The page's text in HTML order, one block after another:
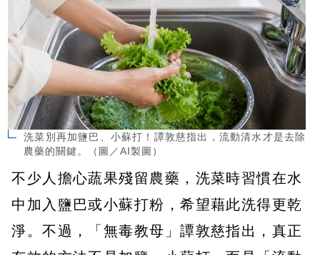
洗菜別再加鹽巴、小蘇打！譚敦慈指出，流動清水才是去除
農藥的關鍵。（圖／AI製圖）
不少人擔心蔬果殘留農藥，洗菜時習慣在水
中加入鹽巴或小蘇打粉，希望藉此洗得更乾
淨。不過，「無毒教母」譚敦慈指出，真正